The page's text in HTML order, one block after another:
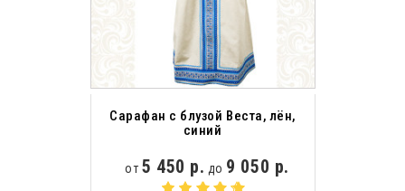
Сарафан с блузой Веста, лён,
синий
от 5 450 р. до 9 050 р.